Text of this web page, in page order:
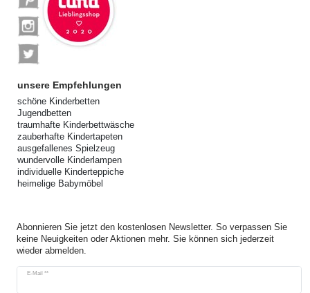
unsere Empfehlungen
schöne Kinderbetten
Jugendbetten
traumhafte Kinderbettwäsche
zauberhafte Kindertapeten
ausgefallenes Spielzeug
wundervolle Kinderlampen
individuelle Kinderteppiche
heimelige Babymöbel
Abonnieren Sie jetzt den kostenlosen Newsletter. So verpassen Sie
keine Neuigkeiten oder Aktionen mehr. Sie können sich jederzeit
wieder abmelden.
E-Mail **
Newsletter